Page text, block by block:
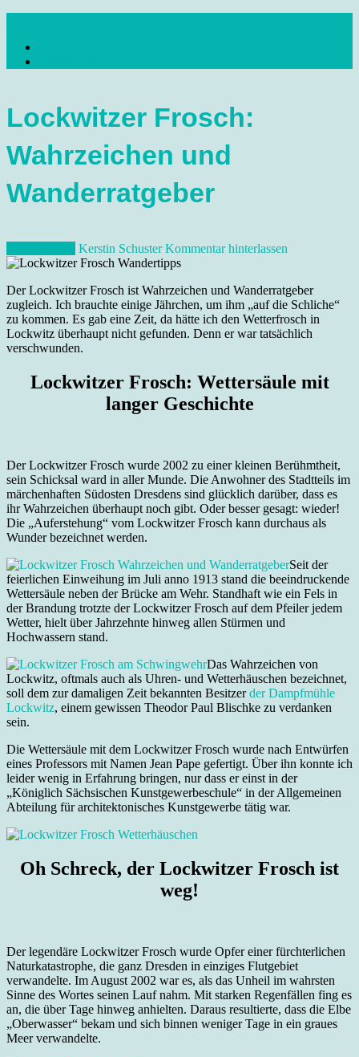
content
Reisetipps Dresden, Sehenswürdigkeiten, Ausflugsziele Sachsen,
Lockwitzer Frosch:
Wahrzeichen und
Wanderratgeber
Kerstin Schuster Kommentar hinterlassen
Der Lockwitzer Frosch ist Wahrzeichen und Wanderratgeber
zugleich. Ich brauchte einige Jährchen, um ihm „auf die Schliche“
zu kommen. Es gab eine Zeit, da hätte ich den Wetterfrosch in
Lockwitz überhaupt nicht gefunden. Denn er war tatsächlich
verschwunden.
Lockwitzer Frosch: Wettersäule mit
langer Geschichte
Der Lockwitzer Frosch wurde 2002 zu einer kleinen Berühmtheit,
sein Schicksal ward in aller Munde. Die Anwohner des Stadtteils im
märchenhaften Südosten Dresdens sind glücklich darüber, dass es
ihr Wahrzeichen überhaupt noch gibt. Oder besser gesagt: wieder!
Die „Auferstehung“ vom Lockwitzer Frosch kann durchaus als
Wunder bezeichnet werden.
Seit der
feierlichen Einweihung im Juli anno 1913 stand die beeindruckende
Wettersäule neben der Brücke am Wehr. Standhaft wie ein Fels in
der Brandung trotzte der Lockwitzer Frosch auf dem Pfeiler jedem
Wetter, hielt über Jahrzehnte hinweg allen Stürmen und
Hochwassern stand.
Das Wahrzeichen von
Lockwitz, oftmals auch als Uhren- und Wetterhäuschen bezeichnet,
soll dem zur damaligen Zeit bekannten Besitzerder Dampfmühle
Lockwitz, einem gewissen Theodor Paul Blischke zu verdanken
sein.
Die Wettersäule mit dem Lockwitzer Frosch wurde nach Entwürfen
eines Professors mit Namen Jean Pape gefertigt. Über ihn konnte ich
leider wenig in Erfahrung bringen, nur dass er einst in der
„Königlich Sächsischen Kunstgewerbeschule“ in der Allgemeinen
Abteilung für architektonisches Kunstgewerbe tätig war.
Oh Schreck, der Lockwitzer Frosch ist
weg!
Der legendäre Lockwitzer Frosch wurde Opfer einer fürchterlichen
Naturkatastrophe, die ganz Dresden in einziges Flutgebiet
verwandelte. Im August 2002 war es, als das Unheil im wahrsten
Sinne des Wortes seinen Lauf nahm. Mit starken Regenfällen fing es
an, die über Tage hinweg anhielten. Daraus resultierte, dass die Elbe
„Oberwasser“ bekam und sich binnen weniger Tage in ein graues
Meer verwandelte.